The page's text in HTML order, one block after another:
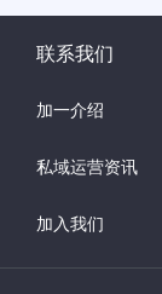
联系我们
加一介绍
私域运营资讯
加入我们